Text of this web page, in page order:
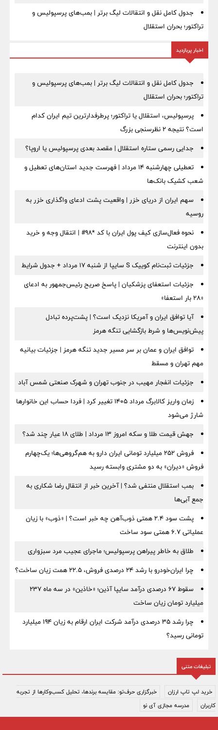
جدول کامل نقل و انتقالات لیگ برتر | بمب‌های پرسپولیس و
تراکتور؛ بحران استقلال
اخبار پربازدید
جدول کامل نقل و انتقالات لیگ برتر | بمب‌های پرسپولیس و
تراکتور؛ بحران استقلال
پرسپولیس، استقلال یا تراکتور؛ پرطرفدارترین تیم ایران کدام
است؟ نتیجه ۲ نظرسنجی بزرگ
جدایی رسمی ستاره استقلال | مقصد بعدی پرسپولیس یا اروپا؟
تعطیلی چهارشنبه ۱۴ مرداد | فهرست جدید استان‌های تعطیل و
شعب کشیک بانک‌ها
سهم ایران از دریای خزر | واقعیت پشت ادعای واگذاری خزر به
روسیه
نحوه فعال‌سازی کیف پول ایران با کد *98# | انتقال وجه و خرید
بدون اینترنت
جزئیات ثبت‌نام کوییک S سایپا از شنبه ۱۷ مرداد + جدول شرایط
جزئیات استعفای پزشکیان | پاسخ صریح رئیس‌جمهور به ادعای
«۲۸ بار استعفا»
آیا توافق ایران و آمریکا نزدیک است؟ | پشت‌پرده تبادل
پیش‌نویس‌ها و شرط بازگشایی تنگه هرمز
توافق ایران و عمان بر سر مسیر جدید تنگه هرمز | جزئیات بیانیه
مهم تهران و مسقط
جزئیات انفجار مهیب در جنوب تهران و شهرک صنعتی شمس آباد
زمان واریز کالابرگ مرداد ۱۴۰۵ تغییر کرد | فردا حساب این خانوارها
شارژ می‌شود
جهش قیمت طلا و سکه امروز ۱۳ مرداد | طلای ۱۸ عیار چند شد؟
فروش ۲۵۲ میلیارد تومانی ایران دارو به هم‌گروهی‌ها؛ یک‌چهارم
فروش «دیران» به دو مشتری وابسته رسید
بمب استقلال منتفی شد؟ | آخرین خبر از انتقال رضا شکاری به
جمع آبی‌ها
پشت سود ۲.۴ همتی ذوب‌آهن چه خبر است؟ | «ذوب» با زیان
عملیاتی ۶.۷ همتی سود ساخت
طلاق به خاطر پیراهن پرسپولیس؛ ماجرای عجیب مرد سبزواری
چرا ایران‌خودرو با رشد ۲۴ درصدی فروش، ۲۲.۵ همت زیان ساخت؟
سقوط ۶۷ درصدی درآمد سایپا آذین؛ «خاذین» در سه ماه ۲۳۷
میلیارد تومان زیان ساخت
چرا رشد ۳۵ درصدی درآمد شرکت ایران ارقام به زیان ۱۹۴ میلیارد
تومانی رسید؟
تبلیغات متنی
خرید لپ تاپ ارزان
خبرگزاری حرف‌تو: مقایسه برندها، تحلیل کسب‌وکارها از تجربه
کاربران
مدرسه مجازی آی نو